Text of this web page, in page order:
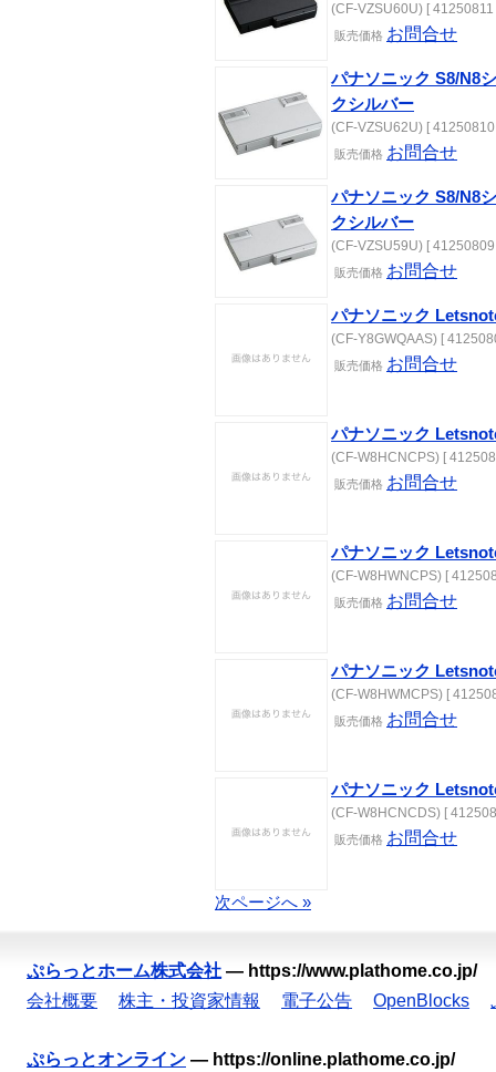
(CF-VZSU60U) [ 41250811
販売価格 お問合せ
パナソニック S8/N8
クシルバー
(CF-VZSU62U) [
販売価格 お問合せ
パナソニック S8/N8
クシルバー
(CF-VZSU59U) [
販売価格 お問合せ
パナソニック
(CF-Y8GWQAAS) [
販売価格 お問合せ
パナソニック
(CF-W8HCNCPS) [
販売価格 お問合せ
パナソニック
(CF-W8HWNCPS) [
販売価格 お問合せ
パナソニック
(CF-W8HWMCPS) [
販売価格 お問合せ
パナソニック
(CF-W8HCNCDS) [
販売価格 お問合せ
次ページへ »
ぷらっとホーム株式会社 — https://www.plathome.co.jp/
会社概要
株主・投資家情報 電子公告 OpenBlocks
ぷらっとオンライン — https://online.plathome.co.jp/